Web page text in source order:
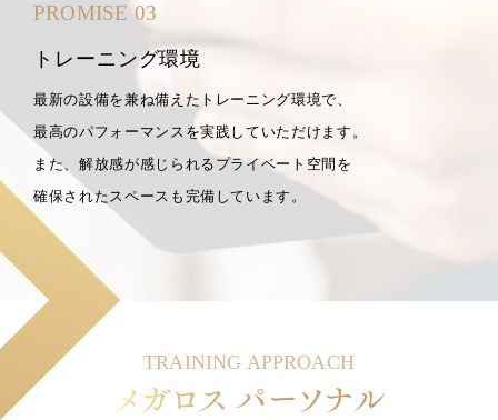
PROMISE 03
トレーニング環境
最新の設備を兼ね備えたトレーニング環境で、
最高のパフォーマンスを実践していただけます。
また、解放感が感じられるプライベート空間を
確保されたスペースも完備しています。
TRAINING APPROACH